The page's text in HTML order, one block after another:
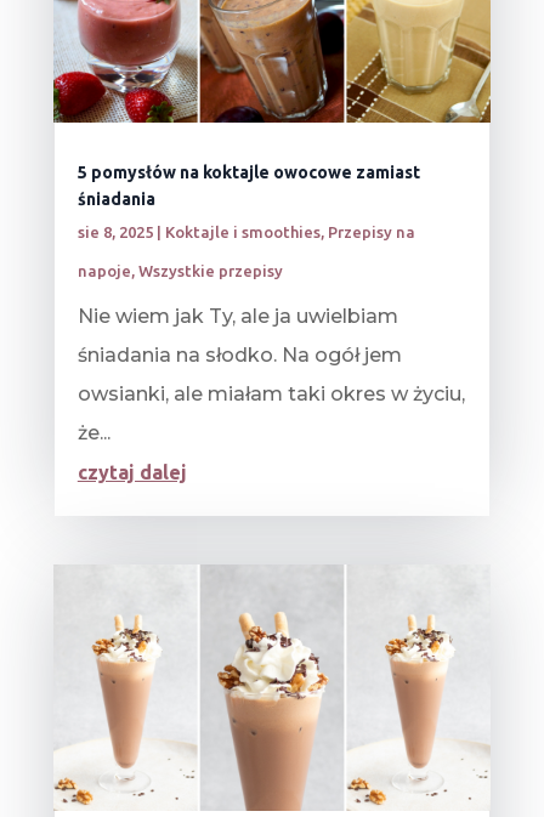
5 pomysłów na koktajle owocowe zamiast
śniadania
sie 8, 2025| Koktajle i smoothies, Przepisy na
napoje Wszystkie przepisy
Nie wiem jak Ty, ale ja uwielbiam
śniadania na słodko. Na ogół jem
owsianki, ale miałam taki okres w życiu,
że...
czytaj dalej